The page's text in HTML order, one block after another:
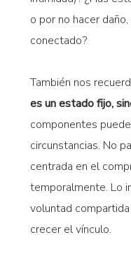
o por no hacer
conectado?
También nos
es un estado fijo,
componentes
circunstancias. No
centrada en el
temporalmente. Lo
voluntad
crecer el vínculo.